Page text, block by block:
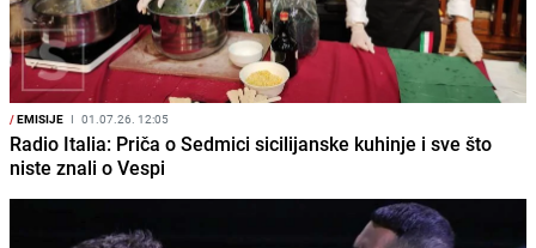
/EMISIJE I 01.07.26. 12:05
Radio Italia: Priča o Sedmici sicilijanske kuhinje i sve što
niste znali o Vespi